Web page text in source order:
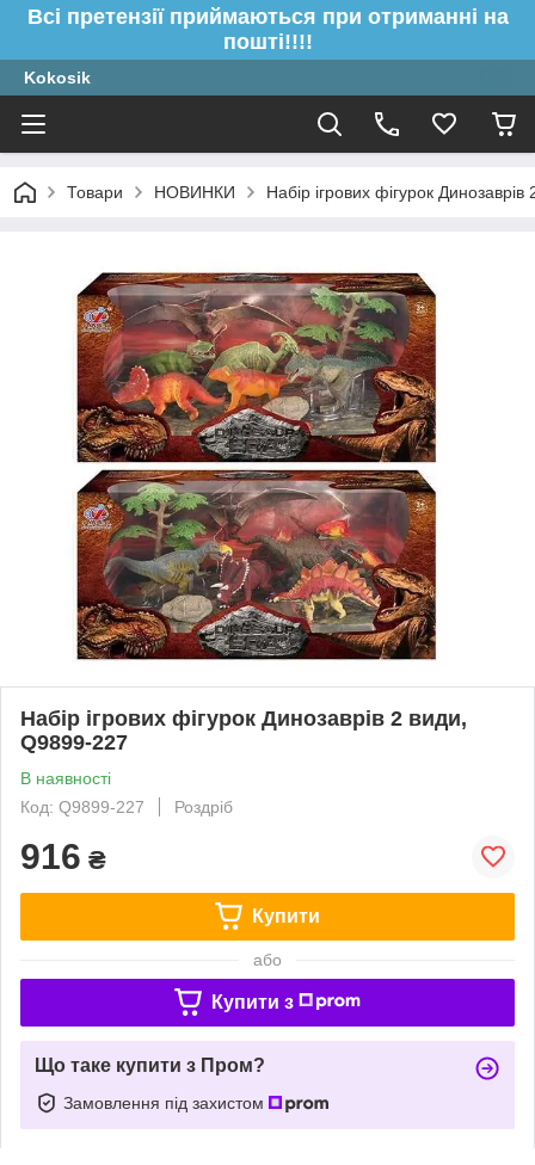
Всі претензії приймаються при отриманні на
пошті!!!!
Kokosik
Товари НОВИНКИ Набір ігрових фігурок
Набір ігрових фігурок Динозаврів 2 види,
Q9899-227
В наявності
Код: Q9899-227
Роздріб
916 ₴
Купити
або
Купити з
Що таке купити з Пром?
Замовлення під захистом